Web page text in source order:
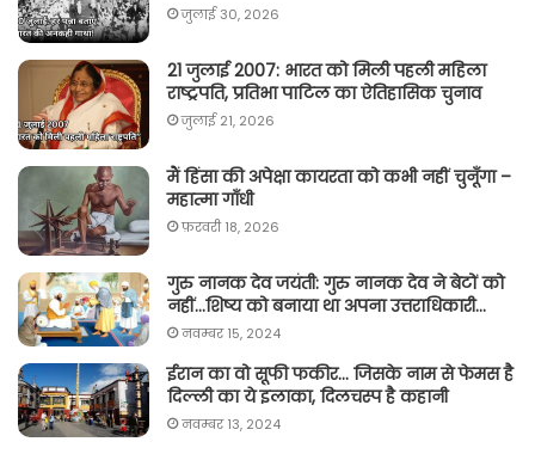
जुलाई 30, 2026
21 जुलाई 2007: भारत को मिली पहली महिला
राष्ट्रपति, प्रतिभा पाटिल का ऐतिहासिक चुनाव
जुलाई 21, 2026
मैं हिंसा की अपेक्षा कायरता को कभी नहीं चुनूँगा –
महात्मा गाँधी
फ़रवरी 18, 2026
गुरु नानक देव जयंती: गुरु नानक देव ने बेटों को
नहीं…शिष्य को बनाया था अपना उत्तराधिकारी…
नवम्बर 15, 2024
ईरान का वो सूफी फकीर… जिसके नाम से फेमस है
दिल्ली का ये इलाका, दिलचस्प है कहानी
नवम्बर 13, 2024